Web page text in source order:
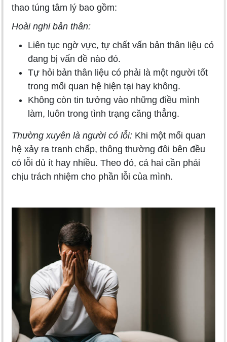
thao túng tâm lý bao gồm:
Hoài nghi bản thân:
Liên tục ngờ vực, tự chất vấn bản thân liệu có
đang bị vấn đề nào đó.
Tự hỏi bản thân liệu có phải là một người tốt
trong mối quan hệ hiện tại hay không.
Không còn tin tưởng vào những điều mình
làm, luôn trong tình trạng căng thẳng.
Thường xuyên là người có lỗi: Khi một mối quan
hệ xảy ra tranh chấp, thông thường đôi bên đều
có lỗi dù ít hay nhiều. Theo đó, cả hai cần phải
chịu trách nhiệm cho phần lỗi của mình.